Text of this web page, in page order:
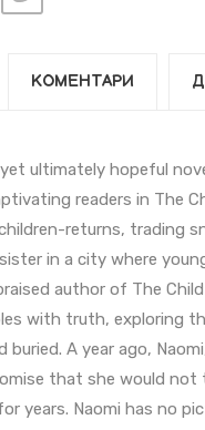
КОМЕНТАРИ
ultimately hopeful
readers in The
returns, trading
in a city where
author of The
with truth, exploring
A year ago,
that she would
years. Naomi has no